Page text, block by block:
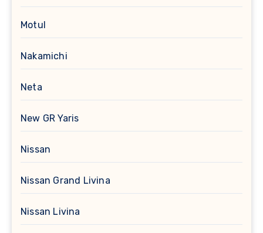
Motul
Nakamichi
Neta
New GR Yaris
Nissan
Nissan Grand Livina
Nissan Livina